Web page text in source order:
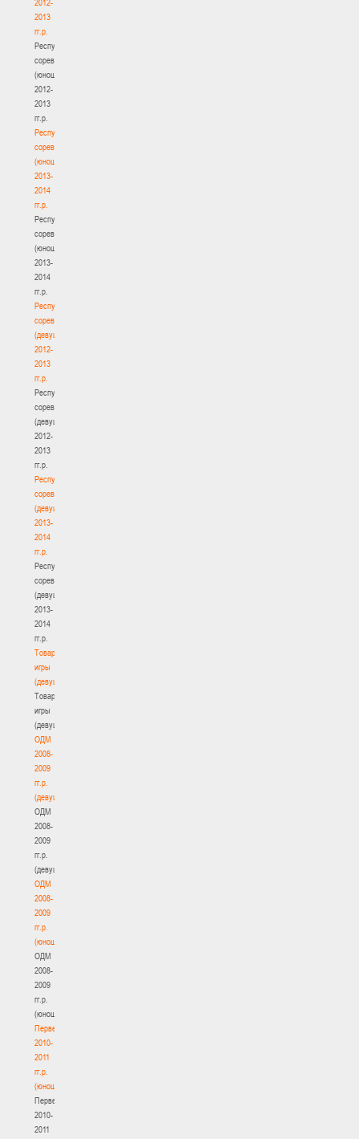
2012-
2013
гг.р.
Республиканские
соревнования
(юноши)
2012-
2013
гг.р.
Республиканские
соревнования
(юноши)
2013-
2014
гг.р.
Республиканские
соревнования
(юноши)
2013-
2014
гг.р.
Республиканские
соревнования
(девушки)
2012-
2013
гг.р.
Республиканские
соревнования
(девушки)
2012-
2013
гг.р.
Республиканские
соревнования
(девушки)
2013-
2014
гг.р.
Республиканские
соревнования
(девушки)
2013-
2014
гг.р.
Товарищеские
игры
(девушки)
Товарищеские
игры
(девушки)
ОДМ
2008-
2009
гг.р.
(девушки)
ОДМ
2008-
2009
гг.р.
(девушки)
ОДМ
2008-
2009
гг.р.
(юноши)
ОДМ
2008-
2009
гг.р.
(юноши)
Первенство
2010-
2011
гг.р.
(юноши)
Первенство
2010-
2011